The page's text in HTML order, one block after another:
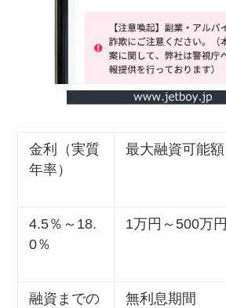
金利（実質
年率）
最大融資可能額
4.5％～18.
0％
1万円～500万円
融資までの
無利息期間